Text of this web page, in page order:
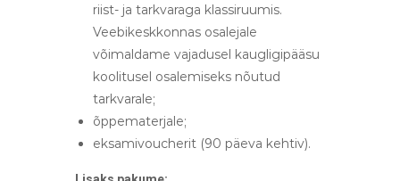
riist- ja tarkvaraga klassiruumis.
Veebikeskkonnas osalejale
võimaldame vajadusel kaugligipääsu
koolitusel osalemiseks nõutud
tarkvarale;
õppematerjale;
eksamivoucherit (90 päeva kehtiv).